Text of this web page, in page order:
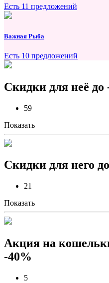
Есть 11 предложений
Важная Рыба
Есть 10 предложений
Скидки для неё до
59
Показать
Скидки для него
21
Показать
Акция на
-40%
5